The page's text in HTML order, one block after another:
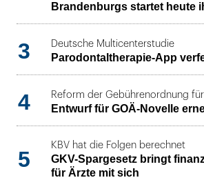
Brandenburgs startet heute
3 Deutsche Multicenterstudie
Parodontaltherapie-App
4 Reform der Gebührenordnung
Entwurf für GOÄ-Novelle
5
KBV hat die Folgen berechnet
GKV-Spargesetz bringt
für Ärzte mit sich